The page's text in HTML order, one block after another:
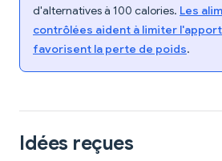
d'alternatives à 100 calories. Les
contrôlées aident à limiter
favorisent la perte de poids.
Idées reçues